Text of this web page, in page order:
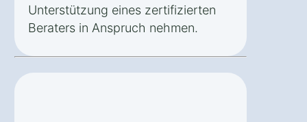
Unterstützung eines zertifizierten
Beraters in Anspruch nehmen.